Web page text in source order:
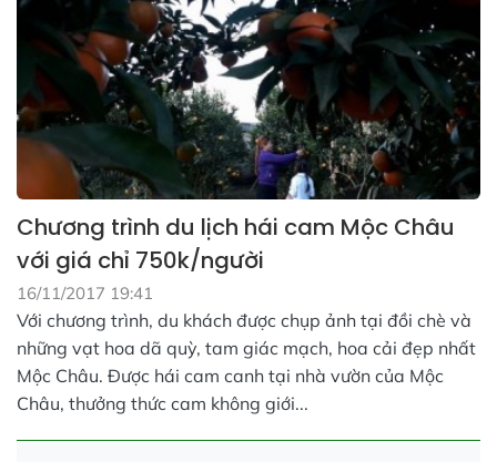
Chương trình du lịch hái cam Mộc Châu
với giá chỉ 750k/người
16/11/2017 19:41
Với chương trình, du khách được chụp ảnh tại đồi chè và
những vạt hoa dã quỳ, tam giác mạch, hoa cải đẹp nhất
Mộc Châu. Được hái cam canh tại nhà vườn của Mộc
Châu, thưởng thức cam không giới...